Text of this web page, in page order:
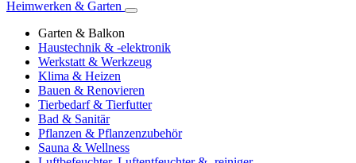
Heimwerken & Garten
Garten & Balkon
Haustechnik & -elektronik
Werkstatt & Werkzeug
Klima & Heizen
Bauen & Renovieren
Tierbedarf & Tierfutter
Bad & Sanitär
Pflanzen & Pflanzenzubehör
Sauna & Wellness